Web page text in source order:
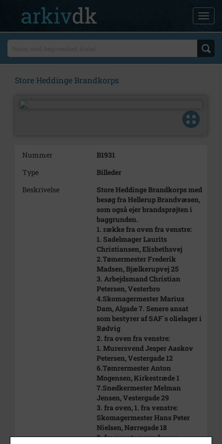
Store Heddinge Brandkorps
Nummer
B1931
Type
Billeder
Beskrivelse
Store Heddinge Brandkorps med
besøg fra Hellerup Brandvæsen,
som også ejer brandsprøjten i
baggrunden.
1. række fra oven fra venstre:
1. Sadelmager Laurits
Christiansen, Elisbethsvej
2.Tømermester Frederik
Madsen, Bjælkerupvej 25
3. Arbejdsmand Christian
Petersen, Vesterbro
4.Skomagermester Marius
Dam, Algade 7. Senere ansat
som bestyrer af SAF´s olielager i
Rødvig
2. fra oven fra venstre:
1. Murersvend Jesper Aaskov
Petersen, Vestergade 12
6.Tømrermester Anton
Mogensen, Kirkestræde 1
7.Snedkermester Melman
Jensen, Vestergade 29
3. fra oven, 1. fra venstre:
Skomagermester Hans Peter
Nielsen, Nørregade 18
2. fra venstre: savskærer